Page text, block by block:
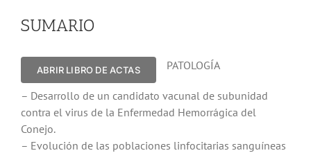
SUMARIO
ABRIR LIBRO DE ACTAS PATOLOGÍA
– Desarrollo de un candidato vacunal de subunidad
contra el virus de la Enfermedad Hemorrágica del
Conejo.
– Evolución de las poblaciones linfocitarias sanguíneas